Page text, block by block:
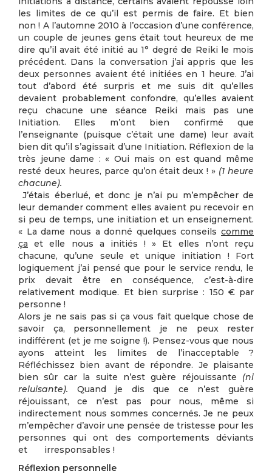
les limites de ce qu’il est permis de faire. Et bien
non ! A l’automne 2010 à l’occasion d’une conférence,
un couple de jeunes gens était tout heureux de me
dire qu’il avait été initié au 1° degré de Reiki le mois
précédent. Dans la conversation j’ai appris que les
deux personnes avaient été initiées en 1 heure. J’ai
tout d’abord été surpris et me suis dit qu’elles
devaient probablement confondre, qu’elles avaient
reçu chacune une séance Reiki mais pas une
Initiation. Elles m’ont bien confirmé que
l’enseignante (puisque c’était une dame) leur avait
bien dit qu’il s’agissait d’une Initiation. Réflexion de la
très jeune dame : « Oui mais on est quand même
resté deux heures, parce qu’on était deux ! » (1 heure
chacune).
J’étais éberlué, et donc je n’ai pu m’empêcher de
leur demander comment elles avaient pu recevoir en
si peu de temps, une initiation et un enseignement.
« La dame nous a donné quelques conseils comme
ça et elle nous a initiés ! » Et elles n’ont reçu
chacune, qu’une seule et unique initiation ! Fort
logiquement j’ai pensé que pour le service rendu, le
prix devait être en conséquence, c’est-à-dire
relativement modique. Et bien surprise : 150 € par
personne !
Alors je ne sais pas si ça vous fait quelque chose de
savoir ça, personnellement je ne peux rester
indifférent (et je me soigne !). Pensez-vous que nous
ayons atteint les limites de l’inacceptable ?
Réfléchissez bien avant de répondre. Je plaisante
bien sûr car la suite n’est guère réjouissante (ni
reluisante). Quand je dis que ce n’est guère
réjouissant, ce n’est pas pour nous, même si
indirectement nous sommes concernés. Je ne peux
m’empêcher d’avoir une pensée de tristesse pour les
personnes qui ont des comportements déviants
et irresponsables !
Réflexion personnelle